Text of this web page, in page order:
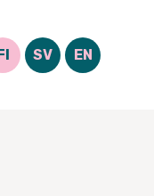
SV EN